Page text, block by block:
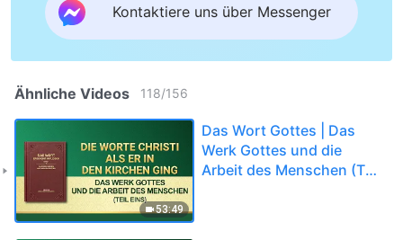
Kontaktiere uns über Messenger
Ähnliche Videos 118/156
53:49
Das Wort Gottes | Das
Werk Gottes und die
Arbeit des Menschen (Teil